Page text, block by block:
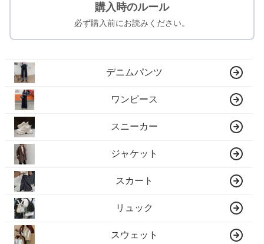
購入時のルール
必ず購入前にお読みください。
デニムパンツ
ワンピース
スニーカー
ジャケット
スカート
リュック
スウェット